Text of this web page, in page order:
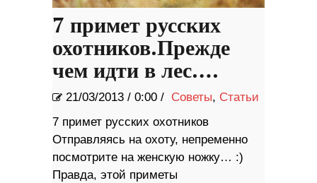
7 примет русских
охотников.Прежде
чем идти в лес….
21/03/2013 / 0:00 / Советы, Статьи
7 примет русских охотников
Отправляясь на охоту, непременно
посмотрите на женскую ножку… :)
Правда, этой приметы